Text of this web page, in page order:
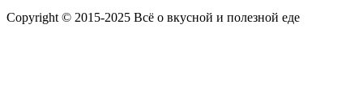
Copyright © 2015-2025 Всё о вкусной и полезной еде